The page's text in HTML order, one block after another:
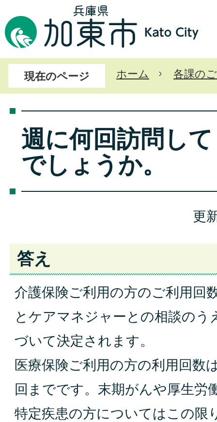
現在のページ ホーム 各課の
週に何回訪問し
でしょうか。
更
答え
介護保険ご利用の方のご利用回
とケアマネジャーとの相談のう
づいて決定されます。
医療保険ご利用の方の利用回数
回までです。末期がんや厚生労
特定疾患の方についてはこの限